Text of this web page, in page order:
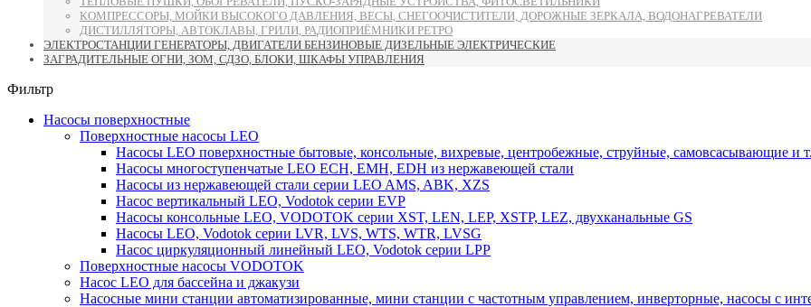
КОМПРЕССОРЫ, МОЙКИ ВЫСОКОГО ДАВЛЕНИЯ, ВЕСЫ, СНЕГООЧИСТИТЕЛИ, ДОРОЖНЫЕ ЗЕРКАЛА, ВОДОНАГРЕВАТЕЛИ
ДИСТИЛЛЯТОРЫ, АВТОКЛАВЫ, ГРИЛИ, РАДИОПРИЁМНИКИ РЕТРО
ЭЛЕКТРОСТАНЦИИ ГЕНЕРАТОРЫ, ДВИГАТЕЛИ БЕНЗИНОВЫЕ ДИЗЕЛЬНЫЕ ЭЛЕКТРИЧЕСКИЕ
ЗАГРАДИТЕЛЬНЫЕ ОГНИ, ЗОМ, СДЗО, БЛОКИ, ШКАФЫ УПРАВЛЕНИЯ
Фильтр
Насосы поверхностные
Поверхностные насосы LEO
Насосы LEO поверхностные бытовые, консольные, вихревые, центробежные, струйные, самовсасывающие и
Насосы многоступенчатые LEO ECH, EMH, EDH из нержавеющей стали
Насосы из нержавеющей стали серии LEO AMS, ABK, XZS
Насос вертикальный LEO, Vodotok серии EVP
Насосы консольные LEO, VODOTOK серии XST, LEN, LEP, XSTP, LEZ, двухканальные GS
Насосы LEO, Vodotok серии LVR, LVS, WTS, WTR, LVSG
Насос циркуляционный линейный LEO, Vodotok серии LPP
Поверхностные насосы VODOTOK
Насос LEO для бассейна и джакузи
Насосные мини станции автоматизированные, мини станции с частотным управлением, инверторные, насосы с